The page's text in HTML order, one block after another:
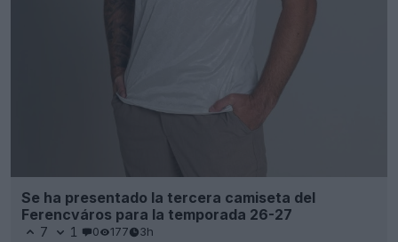
Se ha presentado la tercera camiseta del
Ferencváros para la temporada 26-27
7 1 0 177 3h